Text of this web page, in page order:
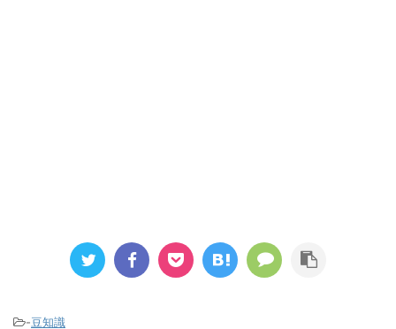
-豆知識